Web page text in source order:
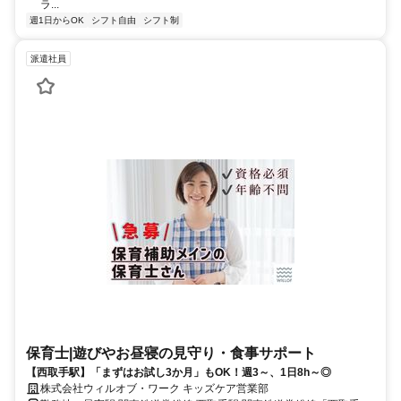
ラ...
週1日からOK シフト自由 シフト制
派遣社員
保育士|遊びやお昼寝の見守り・食事サポート
【西取手駅】「まずはお試し3か月」もOK！週3～、1日8h～◎
株式会社ウィルオブ・ワーク キッズケア営業部